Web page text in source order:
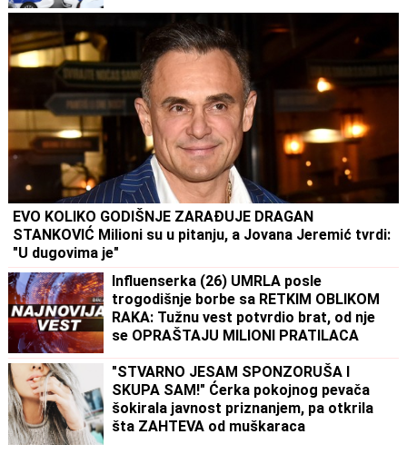
EVO KOLIKO GODIŠNJE ZARAĐUJE DRAGAN
STANKOVIĆ Milioni su u pitanju, a Jovana Jeremić tvrdi:
"U dugovima je"
Influenserka (26) UMRLA posle
trogodišnje borbe sa RETKIM OBLIKOM
RAKA: Tužnu vest potvrdio brat, od nje
se OPRAŠTAJU MILIONI PRATILACA
"STVARNO JESAM SPONZORUŠA I
SKUPA SAM!" Ćerka pokojnog pevača
šokirala javnost priznanjem, pa otkrila
šta ZAHTEVA od muškaraca